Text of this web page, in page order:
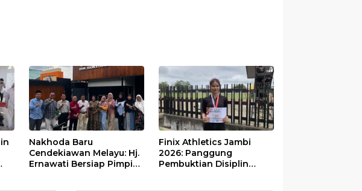
Nakhoda Baru
Cendekiawan Melayu: Hj.
Ernawati Bersiap Pimpin
Finix Athletics Jambi
2026: Panggung
Pembuktian Disiplin